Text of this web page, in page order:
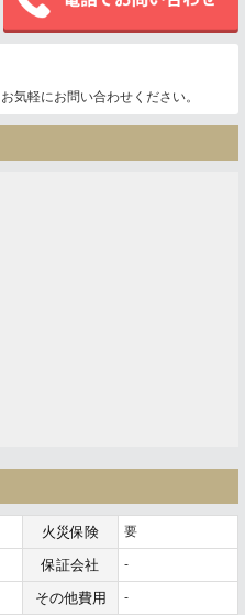
お気軽にお問い合わせください。
火災保険 要
保証会社 -
その他費用 -